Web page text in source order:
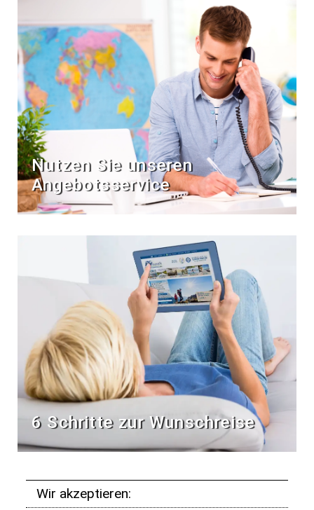
Nutzen Sie unseren
Angebotsservice
6 Schritte zur Wunschreise
Wir akzeptieren: